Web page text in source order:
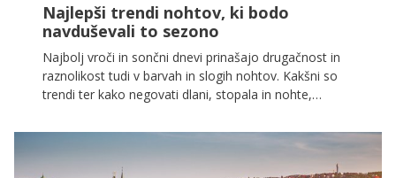
Najlepši trendi nohtov, ki bodo
navduševali to sezono
Najbolj vroči in sončni dnevi prinašajo drugačnost in
raznolikost tudi v barvah in slogih nohtov. Kakšni so
trendi ter kako negovati dlani, stopala in nohte,